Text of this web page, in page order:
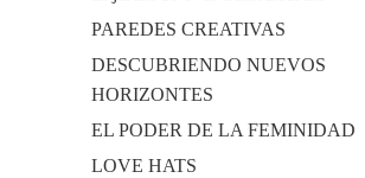
PAREDES CREATIVAS
DESCUBRIENDO NUEVOS
HORIZONTES
EL PODER DE LA FEMINIDAD
LOVE HATS